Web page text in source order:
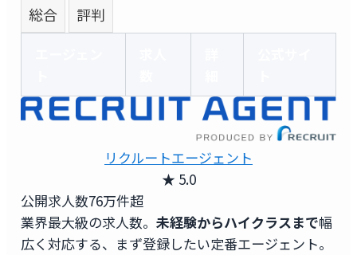
総合
評判
リクルートエージェント
★ 5.0
公開求人数76万件超
業界最大級の求人数。 未経験からハイクラスまで幅
広く対応する、まず登録したい定番エージェント。